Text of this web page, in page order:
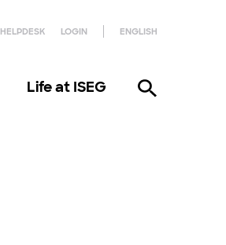
HELPDESK LOGIN ENGLISH
Life at ISEG